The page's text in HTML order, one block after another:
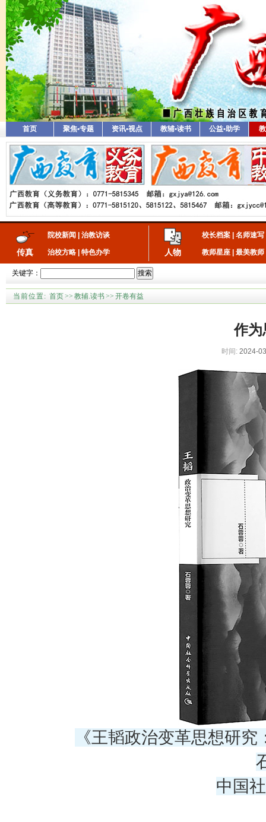
首页 聚焦•专题 资讯•视点 教辅•读书 公益•助学
传真
院校新闻 治教访谈
治校方略 特色办学 人物
校长档案 名师速写
教师星座 最美教师
关键字： 搜索
当前位置: 首页>> 教辅.读书>> 开卷有益
作为
时间: 2024-
《王韬政治变革思想研
中国